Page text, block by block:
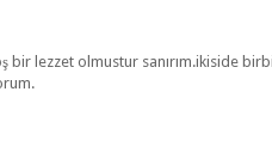
bir lezzet olmustur sanırım.ikiside